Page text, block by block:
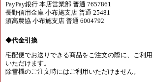
PayPay銀行 本店営業部 普通 7657861
長野信用金庫 小布施支店 普通 25481
須高農協 小布施支店 普通 6004792
◆代金引換
宅配便でお送りできる商品をご注文の際に、ご利用
いただけます。
除雪機のご注文時にはご利用いただけません。